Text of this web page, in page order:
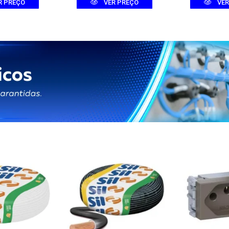
PREÇO VER PREÇO